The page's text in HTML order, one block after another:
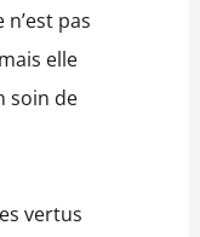
n’est pas
elle
soin de
vertus